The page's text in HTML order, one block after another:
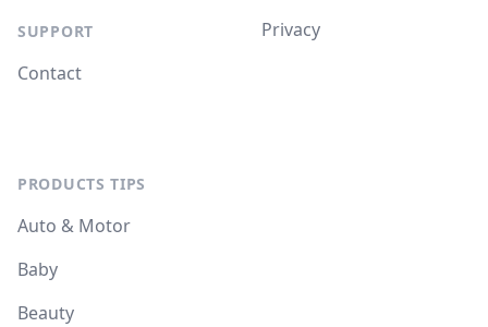
SUPPORT
Contact
Privacy
PRODUCTS TIPS
Auto & Motor
Baby
Beauty